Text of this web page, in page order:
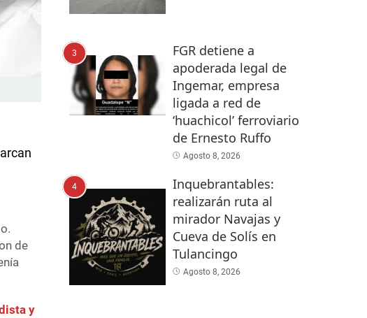
de
y
3
FGR detiene a
apoderada legal de
Ingemar, empresa
ligada a red de
‘huachicol’ ferroviario
de Ernesto Ruffo
Agosto 8, 2026
4
Inquebrantables:
realizarán ruta al
mirador Navajas y
Cueva de Solís en
Tulancingo
Agosto 8, 2026